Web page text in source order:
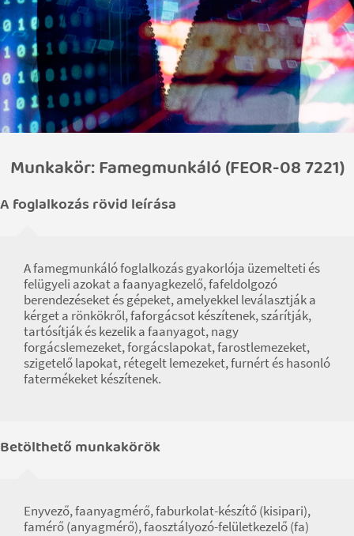
Munkakör: Famegmunkáló (FEOR-08 7221)
A foglalkozás rövid leírása
A famegmunkáló foglalkozás gyakorlója üzemelteti és
felügyeli azokat a faanyagkezelő, fafeldolgozó
berendezéseket és gépeket, amelyekkel leválasztják a
kérget a rönkökről, faforgácsot készítenek, szárítják,
tartósítják és kezelik a faanyagot, nagy
forgácslemezeket, forgácslapokat, farostlemezeket,
szigetelő lapokat, rétegelt lemezeket, furnért és hasonló
fatermékeket készítenek.
Betölthető munkakörök
Enyvező, faanyagmérő, faburkolat-készítő (kisipari),
famérő (anyagmérő), faosztályozó-felületkezelő (fa)